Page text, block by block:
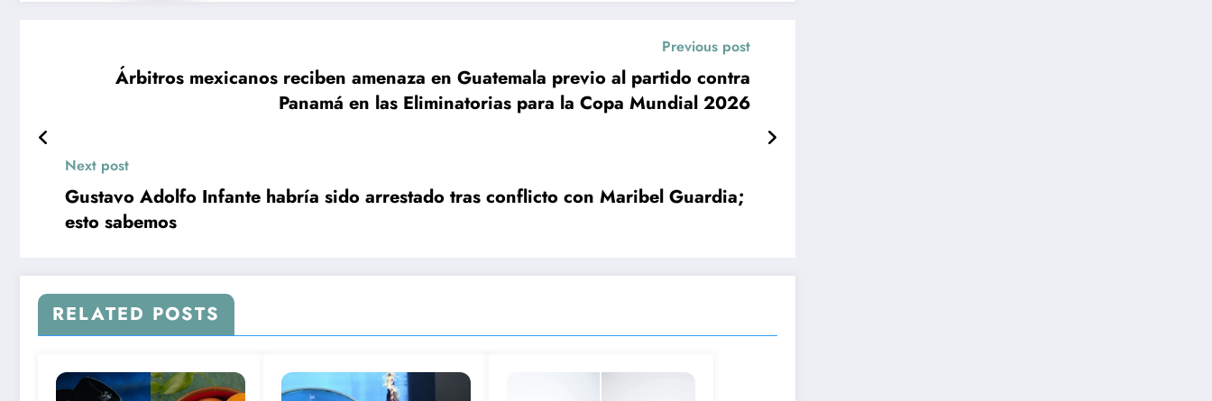
Previous post
Árbitros mexicanos reciben amenaza en Guatemala previo al partido contra
Panamá en las Eliminatorias para la Copa Mundial 2026
Next post
Gustavo Adolfo Infante habría sido arrestado tras conflicto con Maribel Guardia;
esto sabemos
RELATED POSTS